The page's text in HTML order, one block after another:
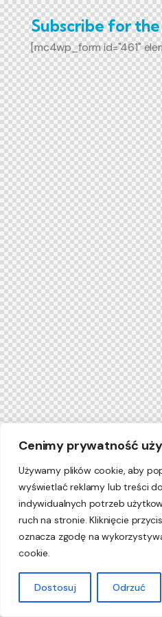
Cenimy prywatność
Używamy plików cookie, aby
wyświetlać reklamy lub treści
indywidualnych potrzeb
ruch na stronie. Kliknięcie
oznacza zgodę na
cookie.
Dostosuj Odrzuć
Subscribe for
[mc4wp_form id="461"